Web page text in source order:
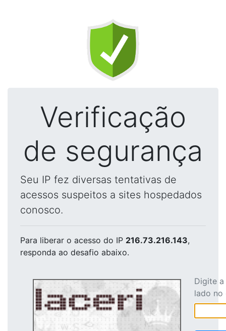
Verificação
de segurança
Seu IP fez diversas tentativas de
acessos suspeitos a sites hospedados
conosco.
Para liberar o acesso do IP 216.73.216.143,
responda ao desafio abaixo.
Digite
lado no